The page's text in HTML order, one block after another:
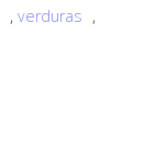
, verduras ,